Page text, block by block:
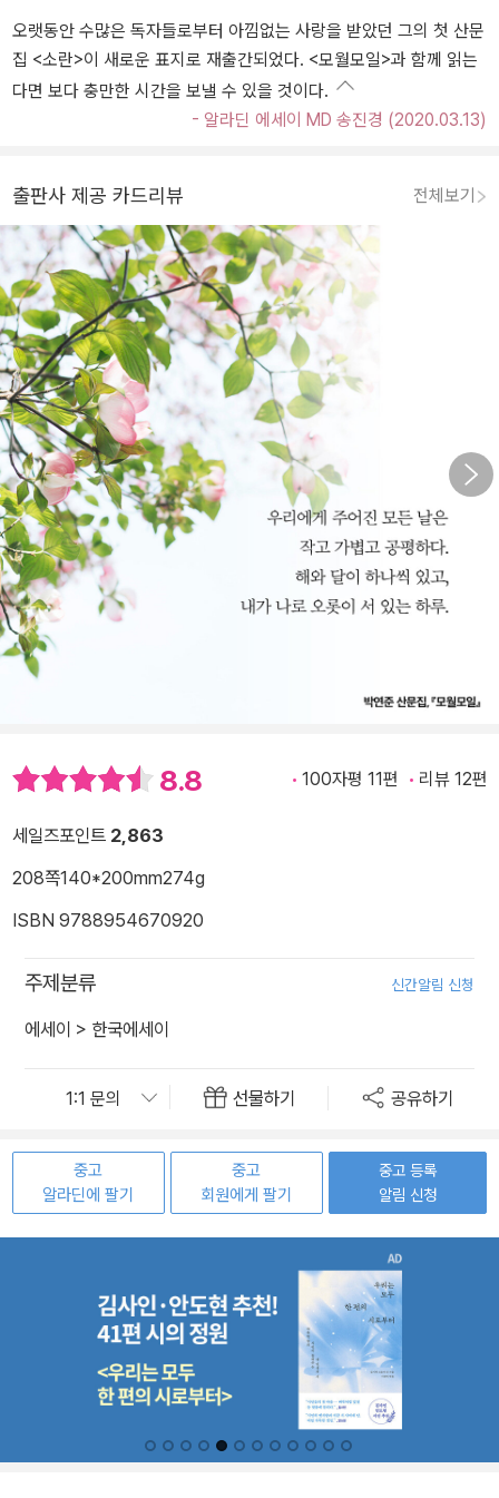
오랫동안 수많은 독자들로부터 아낌없는 사랑을 받았던 그의 첫 산문
집 <소란>이 새로운 표지로 재출간되었다. <모월모일>과 함께 읽는
다면 보다 충만한 시간을 보낼 수 있을 것이다.
- 알라딘 에세이 MD 송진경 (2020.03.13)
출판사 제공 카드리뷰 전체보기
8.8 100자평 11편 리뷰 12편
세일즈포인트 2,863
208쪽140*200mm274g
ISBN 9788954670920
주제분류 신간알림 신청
에세이 > 한국에세이
선물하기 공유하기
중고
알라딘에 팔기
중고
회원에게 팔기
중고 등록
알림 신청